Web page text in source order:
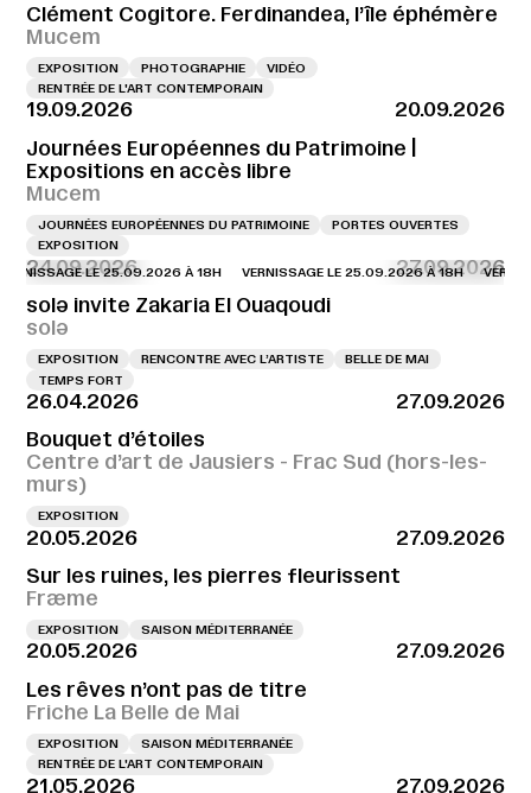
Clément Cogitore. Ferdinandea, l’île éphémère
Mucem
EXPOSITION PHOTOGRAPHIE
VIDÉO
RENTRÉE DE L'ART CONTEMPORAIN
19.09.2026
20.09.2026
Journées Européennes du Patrimoine |
Expositions en accès libre
Mucem
JOURNÉES EUROPÉENNES DU PATRIMOINE
PORTES OUVERTES
EXPOSITION
24.09.2026 27.09.2026
LE 25.09.2026 À 18H VERNISSAGE LE 25.09.2026 À 18H
solə invite Zakaria El Ouaqoudi
solə
EXPOSITION RENCONTRE AVEC L’ARTISTE
BELLE DE MAI
TEMPS FORT
26.04.2026
27.09.2026
Bouquet d’étoiles
Centre d’art de Jausiers - Frac Sud (hors-les-
murs)
EXPOSITION
20.05.2026
27.09.2026
Sur les ruines, les pierres fleurissent
Fræme
EXPOSITION SAISON MÉDITERRANÉE
20.05.2026
27.09.2026
Les rêves n’ont pas de titre
Friche La Belle de Mai
EXPOSITION
SAISON MÉDITERRANÉE
RENTRÉE DE L'ART CONTEMPORAIN
21.05.2026
27.09.2026